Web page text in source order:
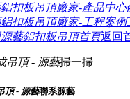
返回
掃一掃
聯系源藝